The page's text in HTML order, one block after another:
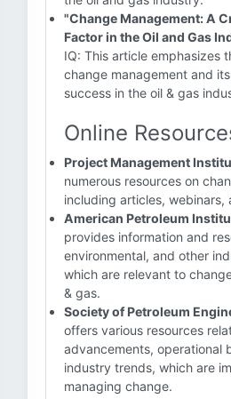
"Change Management: A
Factor in the Oil and Gas
IQ: This article emphasizes
change management and
success in the oil & gas
Online
Project Management
numerous resources on
including articles, webinars,
American Petroleum
provides information and
environmental, and other
which are relevant to
& gas.
Society of Petroleum
offers various resources
advancements, operational
industry trends, which are
managing change.